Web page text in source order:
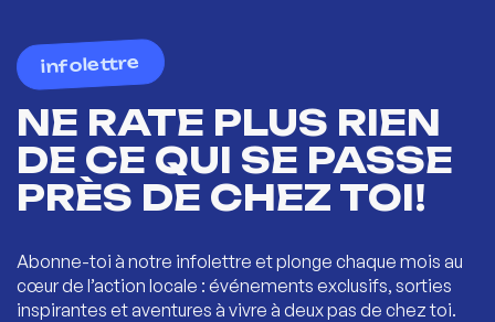
infolettre
NE RATE PLUS RIEN
DE CE QUI SE PASSE
PRÈS DE CHEZ TOI!
Abonne-toi à notre infolettre et plonge chaque mois au
cœur de l’action locale : événements exclusifs, sorties
inspirantes et aventures à vivre à deux pas de chez toi.